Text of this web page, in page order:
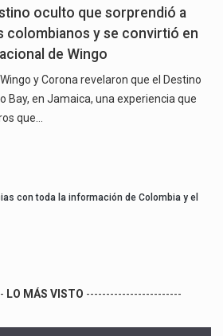
oculto que sorprendió a
colombianos y se convirtió en
de Wingo
y Corona revelaron que el Destino
Bay, en Jamaica, una experiencia que
que…
con toda la información de Colombia y el
LO MÁS VISTO ------------------------